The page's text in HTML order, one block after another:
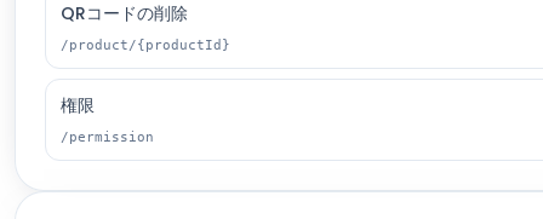
QRコードの削除
/product/{productId}
権限
/permission